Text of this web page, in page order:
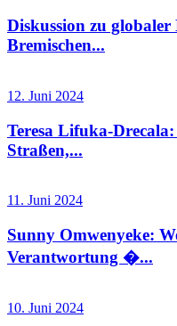
Diskussion zu
Bremischen...
12. Juni 2024
Teresa Lifuka-
Straßen,...
11. Juni 2024
Sunny Omwenyeke:
Verantwortung �...
10. Juni 2024